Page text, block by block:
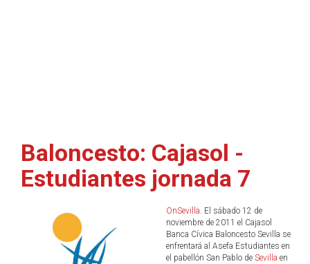
Baloncesto: Cajasol -
Estudiantes jornada 7
OnSevilla. El sábado 12 de
noviembre de 2011 el Cajasol
Banca Cívica Baloncesto Sevilla se
enfrentará al Asefa Estudiantes en
el pabellón San Pablo de Sevilla en